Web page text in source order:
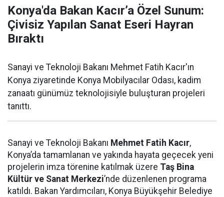
Konya'da Bakan Kacır’a Özel Sunum:
Çivisiz Yapılan Sanat Eseri Hayran
Bıraktı
Sanayi ve Teknoloji Bakanı Mehmet Fatih Kacır'ın
Konya ziyaretinde Konya Mobilyacılar Odası, kadim
zanaatı günümüz teknolojisiyle buluşturan projeleri
tanıttı.
Sanayi ve Teknoloji Bakanı Mehmet Fatih Kacır,
Konya’da tamamlanan ve yakında hayata geçecek yeni
projelerin imza törenine katılmak üzere Taş Bina
Kültür ve Sanat Merkezi’nde düzenlenen programa
katıldı. Bakan Yardımcıları, Konya Büyükşehir Belediye